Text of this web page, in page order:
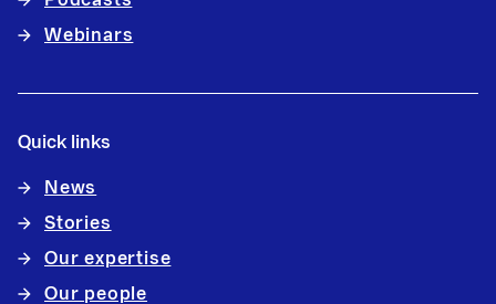
Webinars
Quick links
News
Stories
Our expertise
Our people